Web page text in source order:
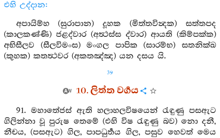
එහි උද්දාන:
අපායිම්හ (සුරාපාන) දූහක (මිත්තවින්‍දක) සත්තපද
(කාලකණ්ණි) ජළද්වාර (අත්‍ථස්ස ද්වාර) ආයති (කිම්පක්ක)
අභිසීලව (සීලවිමංස) මංගල පාපික (සාරම්භ) සතනික්ඛ
(කුහක) කතත්‍ථවර (අකතඤ්ඤ) යන දසය යි.
39
10. ලිත්ත වර්‍ගය
91. මහාතේජස් ඇති හලාහලවිෂයෙන් රැඳුණු පසඇට
ගිලින්නා වූ පුරුෂ තෙමේ (එහි විෂ රැඳුණු බව) නො දනී,
නීචය, (පසඇට) ගිල, පාපධුර්‍තය ගිල, පසුව හෙවත් මෙය